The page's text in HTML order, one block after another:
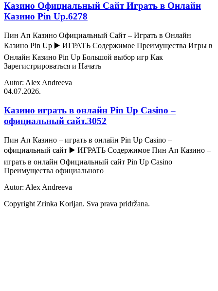
Казино Официальный Сайт Играть в Онлайн
Казино Pin Up.6278
Пин Ап Казино Официальный Сайт – Играть в Онлайн
Казино Pin Up ▶️ ИГРАТЬ Содержимое Преимущества Игры в
Онлайн Казино Pin Up Большой выбор игр Как
Зарегистрироваться и Начать
Autor: Alex Andreeva
04.07.2026.
Казино играть в онлайн Pin Up Casino –
официальный сайт.3052
Пин Ап Казино – играть в онлайн Pin Up Casino –
официальный сайт ▶️ ИГРАТЬ Содержимое Пин Ап Казино –
играть в онлайн Официальный сайт Pin Up Casino
Преимущества официального
Autor: Alex Andreeva
Copyright Zrinka Korljan. Sva prava pridržana.